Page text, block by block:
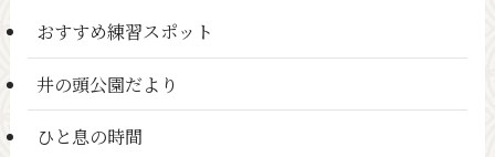
おすすめ練習スポット
井の頭公園だより
ひと息の時間